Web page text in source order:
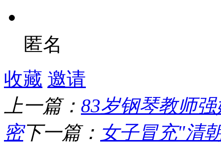
匿名
收藏 邀请
上一篇： 83岁钢琴教师
密下一篇： 女子冒充"清